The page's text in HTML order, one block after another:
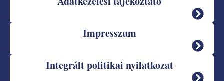
Impresszum
Integrált politikai nyilatkozat